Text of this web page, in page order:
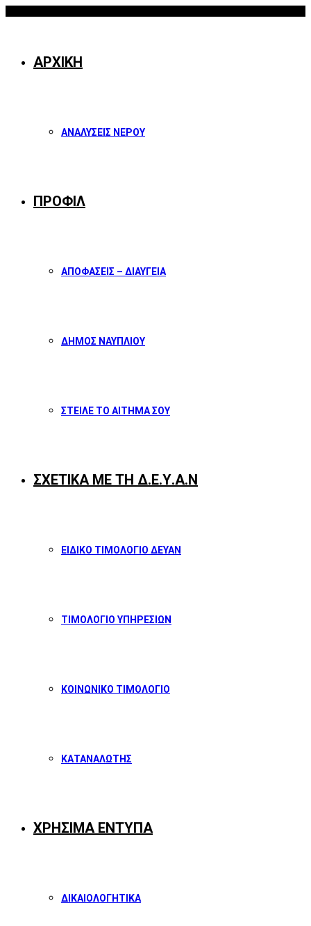
ΑΡΧΙΚΗ
ΑΝΑΛΥΣΕΙΣ ΝΕΡΟΥ
ΠΡΟΦΙΛ
ΑΠΟΦΑΣΕΙΣ – ΔΙΑΥΓΕΙΑ
ΔΗΜΟΣ ΝΑΥΠΛΙΟΥ
ΣΤΕΙΛΕ ΤΟ ΑΙΤΗΜΑ ΣΟΥ
ΣΧΕΤΙΚΑ ΜΕ ΤΗ Δ.Ε.Υ.Α.Ν
ΕΙΔΙΚΟ ΤΙΜΟΛΟΓΙΟ ΔΕΥΑΝ
ΤΙΜΟΛΟΓΙΟ ΥΠΗΡΕΣΙΩΝ
ΚΟΙΝΩΝΙΚΟ ΤΙΜΟΛΟΓΙΟ
ΚΑΤΑΝΑΛΩΤΗΣ
ΧΡΗΣΙΜΑ ΕΝΤΥΠΑ
ΔΙΚΑΙΟΛΟΓΗΤΙΚΑ